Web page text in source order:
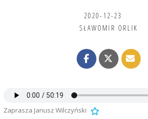
2020-12-23
SŁAWOMIR ORLIK
Zaprasza Janusz Wilczyński